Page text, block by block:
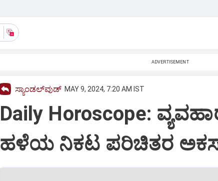
ADVERTISEMENT
ಸ್ಯಾಂಡಲ್‌ವುಡ್‌ MAY 9, 2024, 7:20 AM IST
Daily Horoscope:
ಹಳೆಯ ನಿಕಟ ಪರಿಚಿತರ